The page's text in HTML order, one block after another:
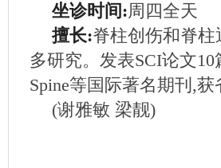
坐诊时间:周四全天
擅长:脊柱创伤和脊
多研究。发表SCI论文10
Spine等国际著名期刊,
(谢雅敏 梁靓)